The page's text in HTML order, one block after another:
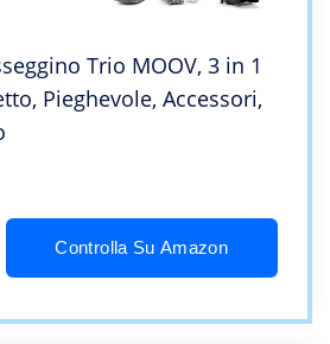
Trio MOOV, 3 in 1
Pieghevole, Accessori,
Controlla Su Amazon